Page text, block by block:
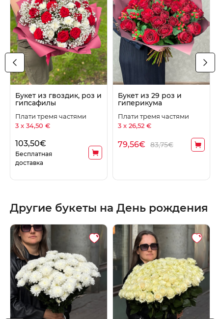
Букет из гвоздик, роз и
гипсафилы
Плати тремя частями
3 x 34,50 €
103,50€
Бесплатная
доставка
Букет из 29 роз и
гиперикума
Плати тремя частями
3 x 26,52 €
79,56€ 83,75€
Другие букеты на День рождения